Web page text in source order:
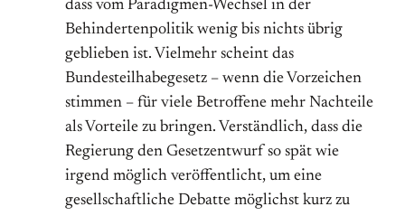
dass vom Paradigmen-Wechsel in der
Behindertenpolitik wenig bis nichts übrig
geblieben ist. Vielmehr scheint das
Bundesteilhabegesetz – wenn die Vorzeichen
stimmen – für viele Betroffene mehr Nachteile
als Vorteile zu bringen. Verständlich, dass die
Regierung den Gesetzentwurf so spät wie
irgend möglich veröffentlicht, um eine
gesellschaftliche Debatte möglichst kurz zu